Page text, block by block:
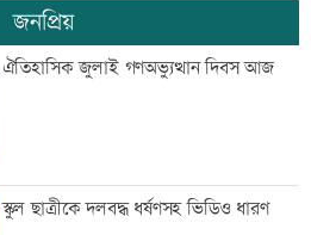
এসএসসির ফলাফল সোমবার, যে ৩ উপায়ে
জানবেন
দেশের ৬ অঞ্চলে ভারী বর্ষণের আভাস
জনপ্রিয়
ঐতিহাসিক জুলাই গণঅভ্যুত্থান দিবস আজ
স্কুল ছাত্রীকে দলবদ্ধ ধর্ষণসহ ভিডিও ধারণ